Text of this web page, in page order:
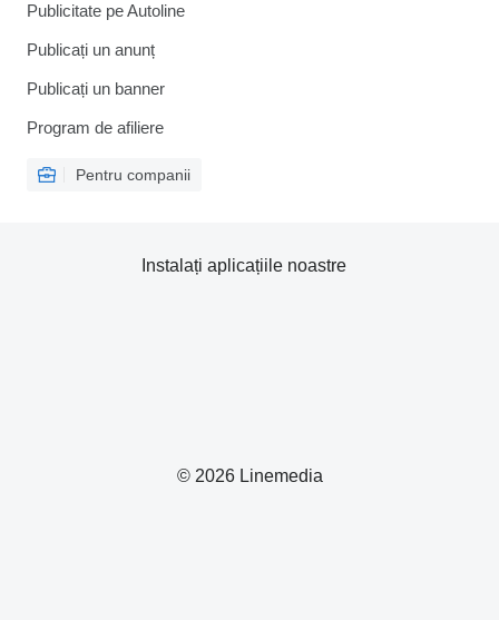
Publicitate pe Autoline
Publicați un anunț
Publicați un banner
Program de afiliere
Pentru companii
© 2026 Linemedia
Instalați aplicațiile noastre